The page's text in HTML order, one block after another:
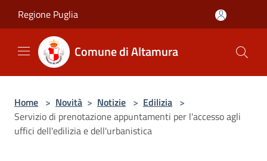
Regione Puglia
Comune di Altamura
Home > Novità > Notizie > Edilizia >
Servizio di prenotazione appuntamenti per l'accesso agli
uffici dell'edilizia e dell'urbanistica